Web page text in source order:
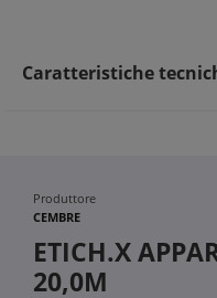
Caratteristiche
Produttore
CEMBRE
ETICH.X
20,0M